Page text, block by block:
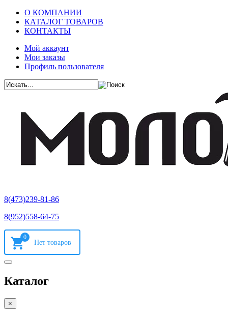
О КОМПАНИИ
КАТАЛОГ ТОВАРОВ
КОНТАКТЫ
Мой аккаунт
Мои заказы
Профиль пользователя
8(473)239-81-86
8(952)558-64-75
0
Каталог
×